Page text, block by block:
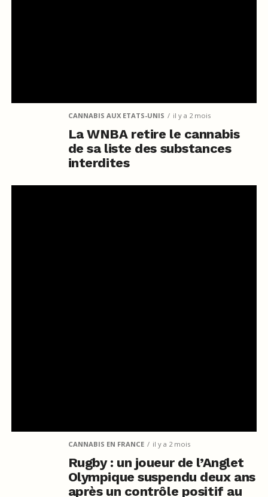
CANNABIS AUX ETATS-UNIS il y a 2 mois
La WNBA retire le cannabis
de sa liste des substances
interdites
CANNABIS EN FRANCE il y a 2 mois
Rugby : un joueur de l’Anglet
Olympique suspendu deux ans
après un contrôle positif au